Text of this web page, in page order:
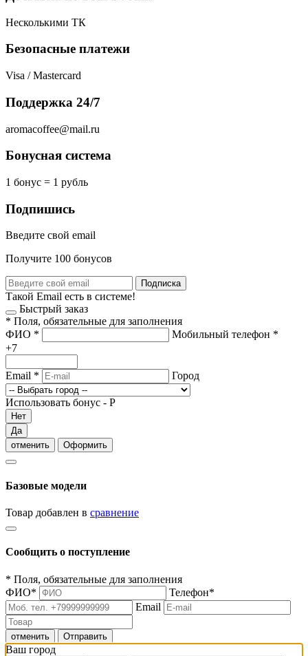
Несколькими ТК
Безопасные платежи
Visa / Mastercard
Поддержка 24/7
aromacoffee@mail.ru
Бонусная система
1 бонус = 1 рубль
Подпишись
Введите свой email
Получите 100 бонусов
Подписка
Такой Email есть в системе!
Быстрый заказ
* Поля, обязательные для заполнения
ФИО * Мобильный телефон *
+7
Email * Город
Использовать бонус - Р
Нет
Да
отменить
Оформить
Базовые модели
Товар добавлен в сравнение
Сообщить о поступление
* Поля, обязательные для заполнения
ФИО* Телефон*
Email
отменить Отправить
Ваш город